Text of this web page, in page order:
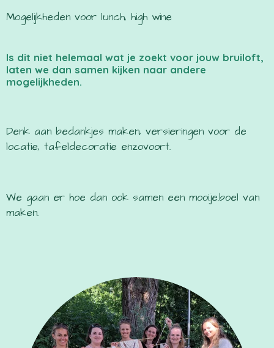
Mogelijkheden voor lunch, high wine
Is dit niet helemaal wat je zoekt voor jouw bruiloft,
laten we dan samen kijken naar andere
mogelijkheden.
Denk aan bedankjes maken, versieringen voor de
locatie, tafeldecoratie enzovoort.
We gaan er hoe dan ook samen een mooi.je.boel van
maken.